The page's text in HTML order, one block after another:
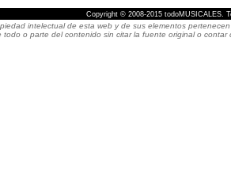
Copyright © 2008-2015 todoMUSICALES.
intelectual de esta web y de sus elementos
todo o parte del contenido sin citar la fuente original o